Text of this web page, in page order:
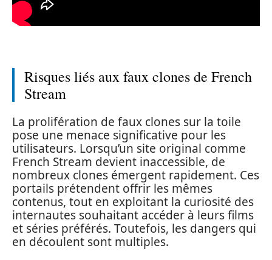
Risques liés aux faux clones de French
Stream
La prolifération de faux clones sur la toile
pose une menace significative pour les
utilisateurs. Lorsqu’un site original comme
French Stream devient inaccessible, de
nombreux clones émergent rapidement. Ces
portails prétendent offrir les mêmes
contenus, tout en exploitant la curiosité des
internautes souhaitant accéder à leurs films
et séries préférés. Toutefois, les dangers qui
en découlent sont multiples.